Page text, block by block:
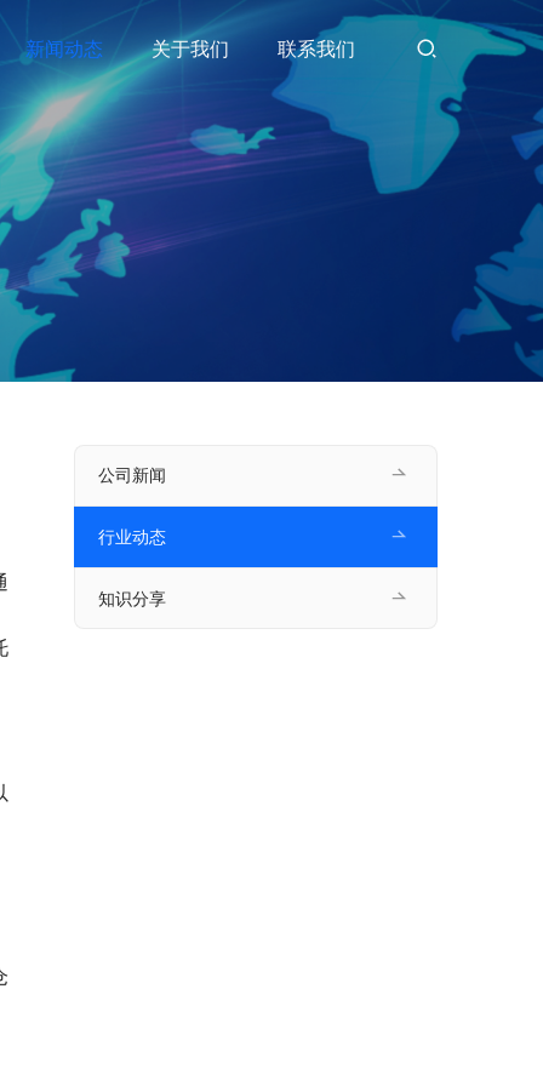
新闻动态 关于我们 联系我们
公司新闻
行业动态
知识分享